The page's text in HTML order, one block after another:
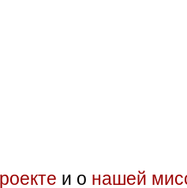
и о нашей